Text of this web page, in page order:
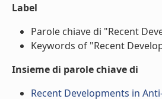
Label
Parole chiave di "Recent
Keywords of "Recent
Insieme di parole chiave di
Recent Developments in